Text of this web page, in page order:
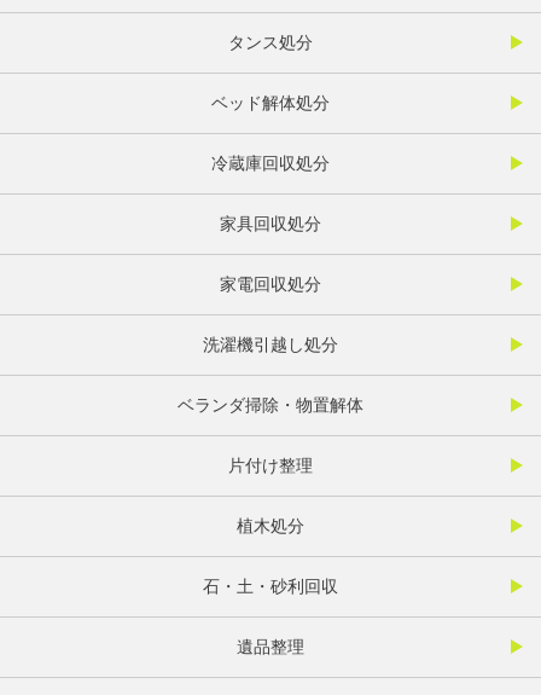
タンス処分
ベッド解体処分
冷蔵庫回収処分
家具回収処分
家電回収処分
洗濯機引越し処分
ベランダ掃除・物置解体
片付け整理
植木処分
石・土・砂利回収
遺品整理